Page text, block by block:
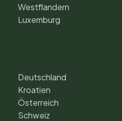
Westflandern
Luxemburg
Deutschland
Kroatien
Österreich
Schweiz